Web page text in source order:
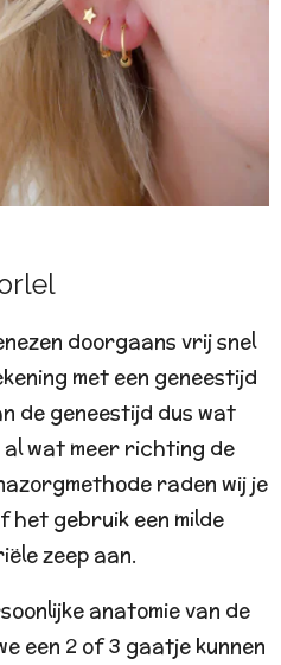
doorgaans vrij snel
met een geneestijd
de geneestijd dus wat
wat meer richting de
raden wij je
het gebruik een milde
zeep aan.
anatomie van de
een 2 of 3 gaatje kunnen